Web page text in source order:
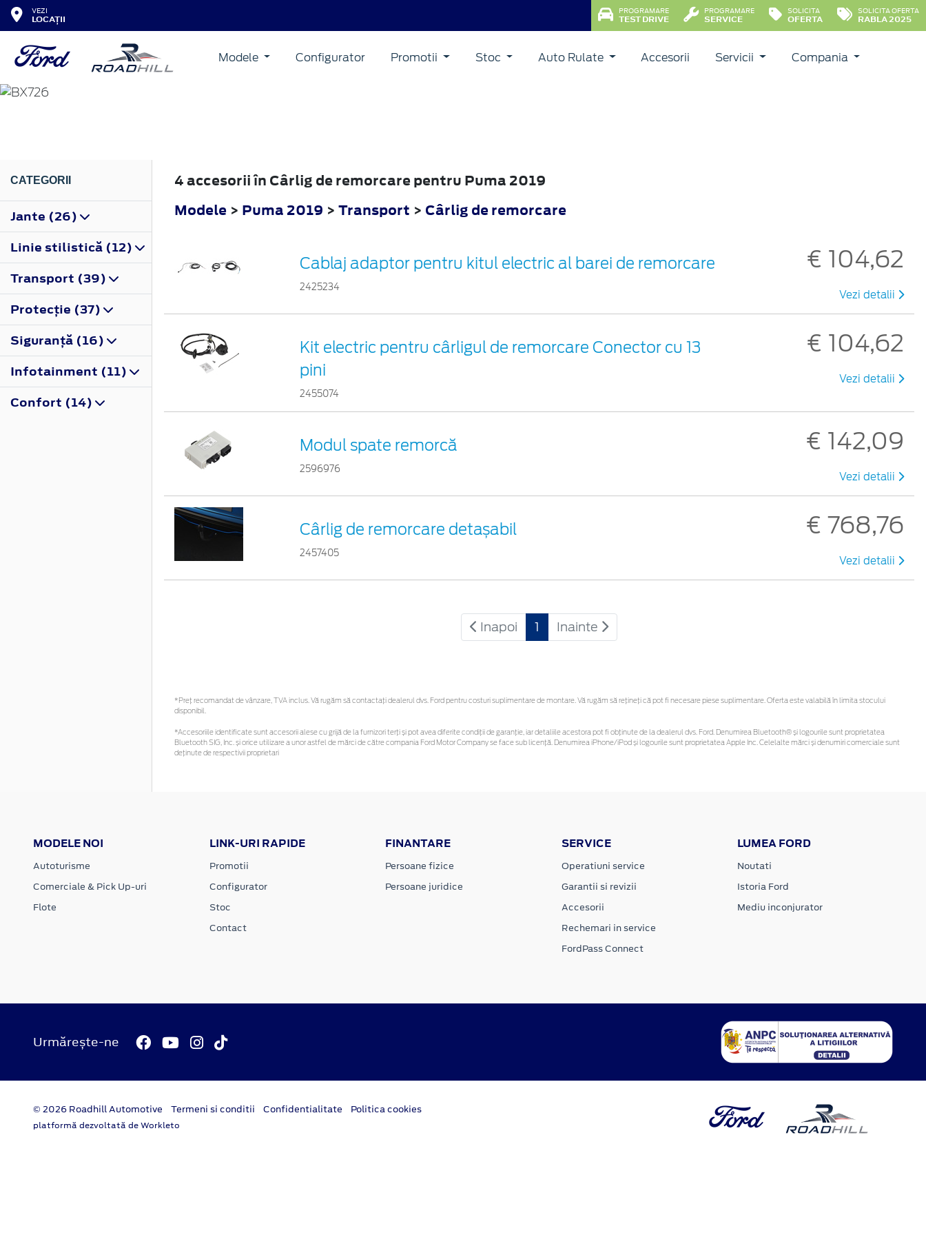
VEZI
LOCAȚII
PROGRAMARE
TEST DRIVE
PROGRAMARE
SERVICE
SOLICITA
OFERTA
SOLICITA OFERTA
RABLA 2025
Modele Configurator Promotii Stoc Auto Rulate Accesorii Servicii Compania
PUMA
CATEGORII
Jante (26)
Linie stilistică (12)
Transport (39)
Protecţie (37)
Siguranţă (16)
Infotainment (11)
Confort (14)
4 accesorii în Cârlig de remorcare pentru Puma 2019
Modele > Puma 2019 > Transport > Cârlig de remorcare
Cablaj adaptor pentru kitul electric al barei de remorcare
2425234
€ 104,62
Vezi detalii
Kit electric pentru cârligul de remorcare Conector cu 13
pini
2455074
€ 104,62
Vezi detalii
Modul spate remorcă
2596976
€ 142,09
Vezi detalii
Cârlig de remorcare detașabil
2457405
€ 768,76
Vezi detalii
Inapoi 1 Inainte
*Preţ recomandat de vânzare, TVA inclus. Vă rugăm să contactaţi dealerul dvs. Ford pentru costuri suplimentare de montare. Vă rugăm să rețineți că pot fi necesare piese suplimentare. Oferta este valabilă în limita stocului
disponibil.
*Accesoriile identificate sunt accesorii alese cu grijă de la furnizori terți și pot avea diferite condiții de garanție, iar detaliile acestora pot fi obținute de la dealerul dvs. Ford. Denumirea Bluetooth® și logourile sunt proprietatea
Bluetooth SIG, Inc. și orice utilizare a unor astfel de mărci de către compania Ford Motor Company se face sub licență. Denumirea iPhone/iPod și logourile sunt proprietatea Apple Inc. Celelalte mărci și denumiri comerciale sunt
deținute de respectivii proprietari
MODELE NOI
Autoturisme
Comerciale & Pick Up-uri
Flote
LINK-URI RAPIDE
Promotii
Configurator
Stoc
Contact
FINANTARE
Persoane fizice
Persoane juridice
SERVICE
Operatiuni service
Garantii si revizii
Accesorii
Rechemari in service
FordPass Connect
LUMEA FORD
Noutati
Istoria Ford
Mediu inconjurator
Urmărește-ne
© 2026 Roadhill Automotive Termeni si conditii Confidentialitate Politica cookies
platformă dezvoltată de Workleto